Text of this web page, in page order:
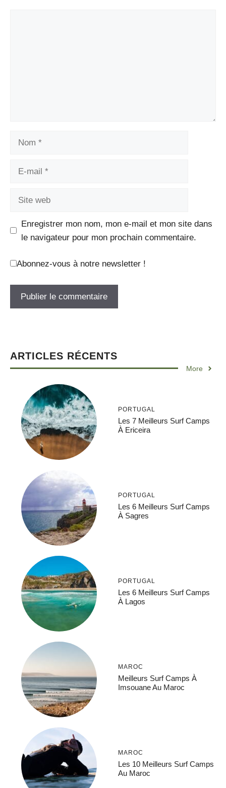
Nom
Site
Enregistrer mon nom, mon e-mail et mon site dans
le navigateur pour mon prochain commentaire.
Abonnez-vous à notre newsletter !
ARTICLES RÉCENTS
More
PORTUGAL
Les 7 Meilleurs Surf Camps
À Ericeira
PORTUGAL
Les 6 Meilleurs Surf Camps
À Sagres
PORTUGAL
Les 6 Meilleurs Surf Camps
À Lagos
MAROC
Meilleurs Surf Camps À
Imsouane Au Maroc
MAROC
Les 10 Meilleurs Surf Camps
Au Maroc